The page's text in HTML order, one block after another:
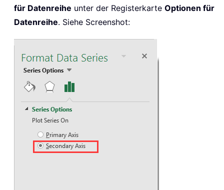
für Datenreihe unter der Registerkarte Optionen für
Datenreihe. Siehe Screenshot: